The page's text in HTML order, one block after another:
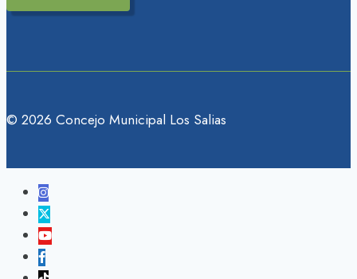
© 2026 Concejo Municipal Los Salias